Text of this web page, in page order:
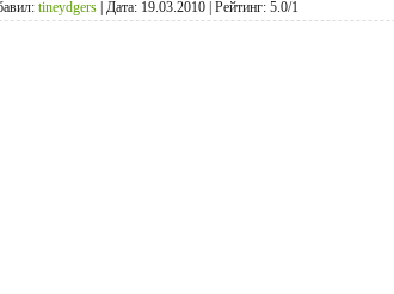
tineydgers | Дата: 19.03.2010 | Рейтинг: 5.0/1